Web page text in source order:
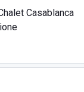
Casablanca